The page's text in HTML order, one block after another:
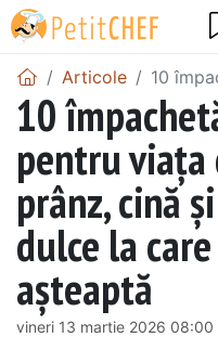
Articole 10
10
pentru viața
prânz, cină
dulce la
așteaptă
vineri 13 martie 2026 08:00